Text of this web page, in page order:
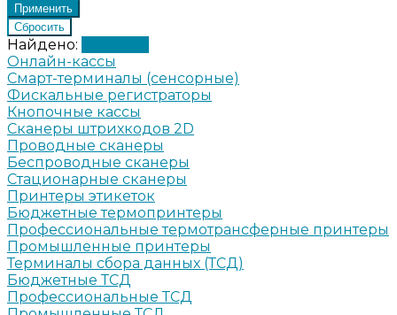
Найдено:
Онлайн-кассы
Смарт-терминалы (сенсорные)
Фискальные регистраторы
Кнопочные кассы
Сканеры штрихкодов 2D
Проводные сканеры
Беспроводные сканеры
Стационарные сканеры
Принтеры этикеток
Бюджетные термопринтеры
Профессиональные термотрансферные принтеры
Промышленные принтеры
Терминалы сбора данных (ТСД)
Бюджетные ТСД
Профессиональные ТСД